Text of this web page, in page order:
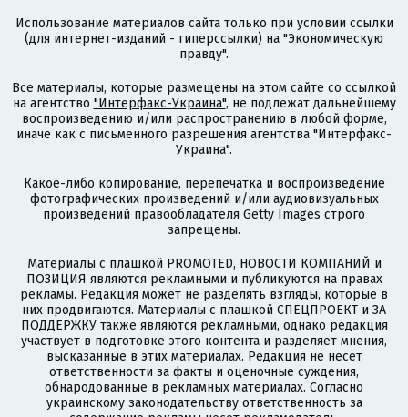
Использование материалов сайта только при условии ссылки
(для интернет-изданий - гиперссылки) на "Экономическую
правду".
Все материалы, которые размещены на этом сайте со ссылкой
на агентство "Интерфакс-Украина", не подлежат дальнейшему
воспроизведению и/или распространению в любой форме,
иначе как с письменного разрешения агентства "Интерфакс-
Украина".
Какое-либо копирование, перепечатка и воспроизведение
фотографических произведений и/или аудиовизуальных
произведений правообладателя Getty Images строго
запрещены.
Материалы с плашкой PROMOTED, НОВОСТИ КОМПАНИЙ и
ПОЗИЦИЯ являются рекламными и публикуются на правах
рекламы. Редакция может не разделять взгляды, которые в
них продвигаются. Материалы с плашкой СПЕЦПРОЕКТ и ЗА
ПОДДЕРЖКУ также являются рекламными, однако редакция
участвует в подготовке этого контента и разделяет мнения,
высказанные в этих материалах. Редакция не несет
ответственности за факты и оценочные суждения,
обнародованные в рекламных материалах. Согласно
украинскому законодательству ответственность за